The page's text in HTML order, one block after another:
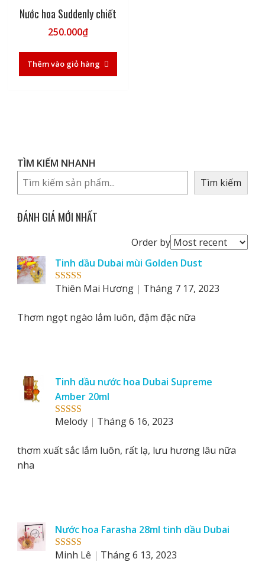
Nước hoa Suddenly chiết
250.000₫
Thêm vào giỏ hàng
TÌM KIẾM NHANH
Tìm kiếm
ĐÁNH GIÁ MỚI NHẤT
Order byOrder
by
Rated5 out
Tinh dầu Dubai mùi Golden Dust
Thiên Mai Hương
Tháng 7 17, 2023
Thơm ngọt ngào lắm luôn, đậm đặc nữa
Rated5out
Tinh dầu nước hoa Dubai Supreme
Amber 20ml
Melody
Tháng 6 16, 2023
thơm xuất sắc lắm luôn, rất lạ, lưu hương lâu nữa
nha
Rated 5out
Nước hoa Farasha 28ml tinh dầu Dubai
Minh Lê
Tháng 6 13, 2023